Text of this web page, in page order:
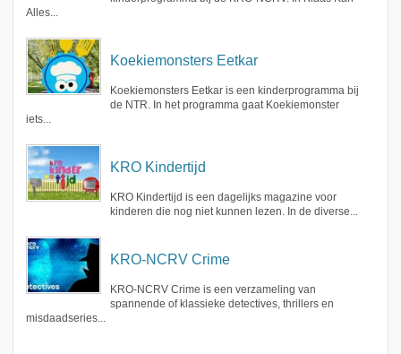
Alles...
Koekiemonsters Eetkar
Koekiemonsters Eetkar is een kinderprogramma bij
de NTR. In het programma gaat Koekiemonster
iets...
KRO Kindertijd
KRO Kindertijd is een dagelijks magazine voor
kinderen die nog niet kunnen lezen. In de diverse...
KRO-NCRV Crime
KRO-NCRV Crime is een verzameling van
spannende of klassieke detectives, thrillers en
misdaadseries...